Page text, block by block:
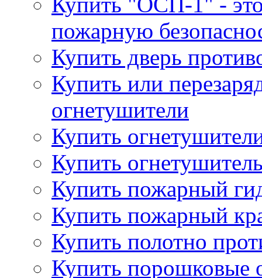
пожарную
Купить дверь
Купить или
огнетушители
Купить
Купить
Купить пожарный
Купить пожарный
Купить полотно
Купить порошковые